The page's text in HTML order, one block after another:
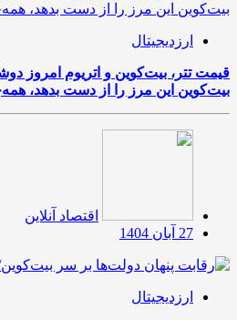
ارزدیجیتال
بیت‌کوین این مرز را از دست بدهد،
اقتصاد آنلاین
27 آبان 1404
ارزدیجیتال